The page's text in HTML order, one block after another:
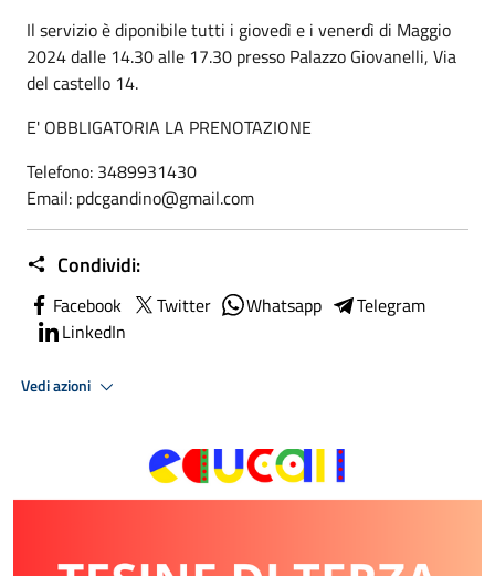
Il servizio è diponibile tutti i giovedì e i venerdì di Maggio
2024 dalle 14.30 alle 17.30 presso Palazzo Giovanelli, Via
del castello 14.
E' OBBLIGATORIA LA PRENOTAZIONE
Telefono: 3489931430
Email: pdcgandino@gmail.com
Condividi:
Facebook Twitter Whatsapp
Telegram
LinkedIn
Vedi azioni